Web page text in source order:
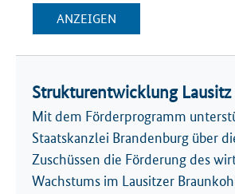
ANZEIGEN
Strukturentwicklung Lausitz
Mit dem Förderprogramm
Staatskanzlei Brandenburg über
Zuschüssen die Förderung des
Wachstums im Lausitzer